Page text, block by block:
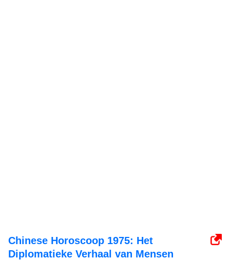
Chinese Horoscoop 1975: Het
Diplomatieke Verhaal van Mensen